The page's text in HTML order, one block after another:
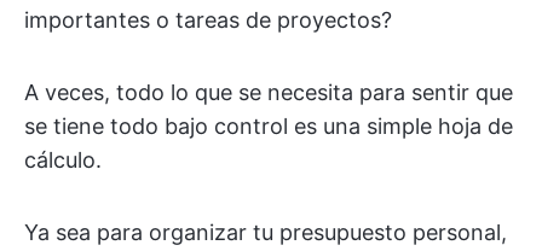
importantes o tareas de proyectos?
A veces, todo lo que se necesita para sentir que
se tiene todo bajo control es una simple hoja de
cálculo.
Ya sea para organizar tu presupuesto personal,